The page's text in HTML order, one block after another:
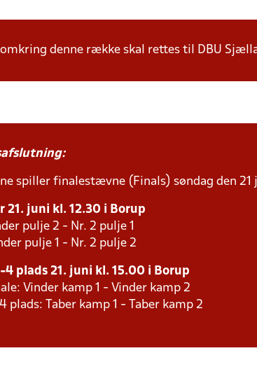
denne række skal rettes til DBU
spiller finalestævne (Finals) søndag den 21
21. juni kl. 12.30 i Borup
pulje 2 - Nr. 2 pulje 1
pulje 1 - Nr. 2 pulje 2
4 plads 21. juni kl. 15.00 i Borup
Vinder kamp 1 - Vinder kamp 2
plads: Taber kamp 1 - Taber kamp 2